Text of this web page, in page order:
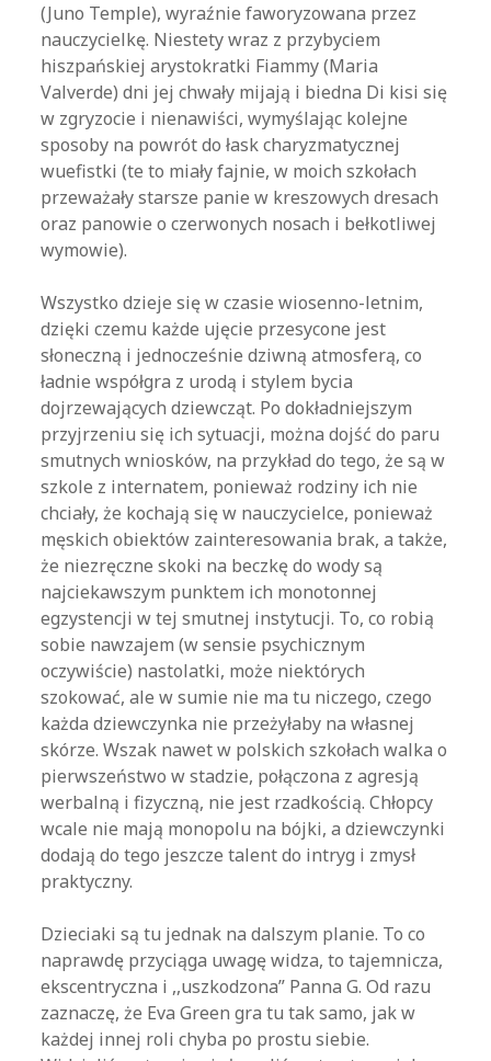
(Juno Temple), wyraźnie faworyzowana przez
nauczycielkę. Niestety wraz z przybyciem
hiszpańskiej arystokratki Fiammy (Maria
Valverde) dni jej chwały mijają i biedna Di kisi się
w zgryzocie i nienawiści, wymyślając kolejne
sposoby na powrót do łask charyzmatycznej
wuefistki (te to miały fajnie, w moich szkołach
przeważały starsze panie w kreszowych dresach
oraz panowie o czerwonych nosach i bełkotliwej
wymowie).
Wszystko dzieje się w czasie wiosenno-letnim,
dzięki czemu każde ujęcie przesycone jest
słoneczną i jednocześnie dziwną atmosferą, co
ładnie współgra z urodą i stylem bycia
dojrzewających dziewcząt. Po dokładniejszym
przyjrzeniu się ich sytuacji, można dojść do paru
smutnych wniosków, na przykład do tego, że są w
szkole z internatem, ponieważ rodziny ich nie
chciały, że kochają się w nauczycielce, ponieważ
męskich obiektów zainteresowania brak, a także,
że niezręczne skoki na beczkę do wody są
najciekawszym punktem ich monotonnej
egzystencji w tej smutnej instytucji. To, co robią
sobie nawzajem (w sensie psychicznym
oczywiście) nastolatki, może niektórych
szokować, ale w sumie nie ma tu niczego, czego
każda dziewczynka nie przeżyłaby na własnej
skórze. Wszak nawet w polskich szkołach walka o
pierwszeństwo w stadzie, połączona z agresją
werbalną i fizyczną, nie jest rzadkością. Chłopcy
wcale nie mają monopolu na bójki, a dziewczynki
dodają do tego jeszcze talent do intryg i zmysł
praktyczny.
Dzieciaki są tu jednak na dalszym planie. To co
naprawdę przyciąga uwagę widza, to tajemnicza,
ekscentryczna i ,,uszkodzona” Panna G. Od razu
zaznaczę, że Eva Green gra tu tak samo, jak w
każdej innej roli chyba po prostu siebie.